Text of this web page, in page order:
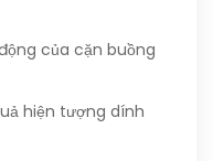
của cặn buồng
hiện tượng dính